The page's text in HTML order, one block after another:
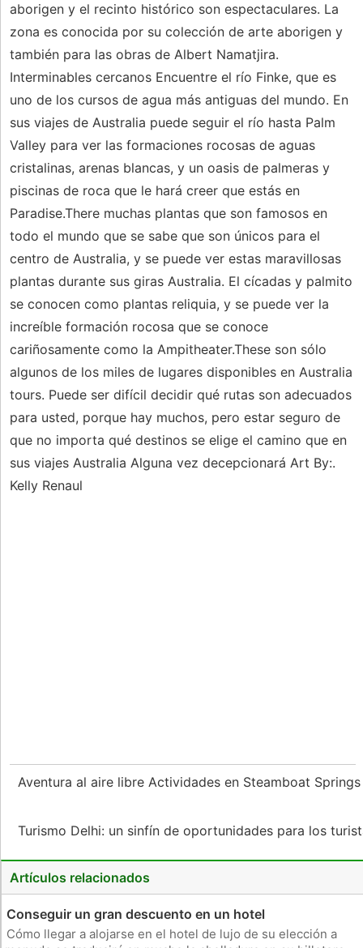
aborigen y el recinto histórico son espectaculares. La
zona es conocida por su colección de arte aborigen y
también para las obras de Albert Namatjira.
Interminables cercanos Encuentre el río Finke, que es
uno de los cursos de agua más antiguas del mundo. En
sus viajes de Australia puede seguir el río hasta Palm
Valley para ver las formaciones rocosas de aguas
cristalinas, arenas blancas, y un oasis de palmeras y
piscinas de roca que le hará creer que estás en
Paradise.There muchas plantas que son famosos en
todo el mundo que se sabe que son únicos para el
centro de Australia, y se puede ver estas maravillosas
plantas durante sus giras Australia. El cícadas y palmito
se conocen como plantas reliquia, y se puede ver la
increíble formación rocosa que se conoce
cariñosamente como la Ampitheater.These son sólo
algunos de los miles de lugares disponibles en Australia
tours. Puede ser difícil decidir qué rutas son adecuados
para usted, porque hay muchos, pero estar seguro de
que no importa qué destinos se elige el camino que en
sus viajes Australia Alguna vez decepcionará Art By:.
Kelly Renaul
Aventura al aire libre Actividades en Steamboat
Turismo Delhi: un sinfín de oportunidades para los
Artículos relacionados
Conseguir un gran descuento en un hotel
Cómo llegar a alojarse en el hotel de lujo de su elección a